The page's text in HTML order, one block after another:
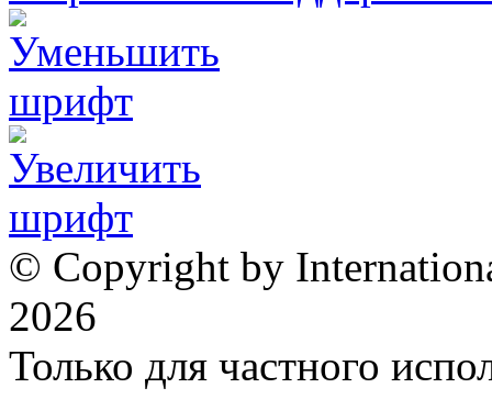
© Copyright by
2026
Только для частного